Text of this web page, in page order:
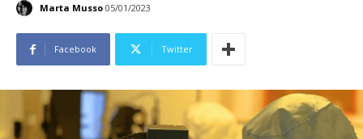
Marta Musso 05/01/2023
Facebook Twitter